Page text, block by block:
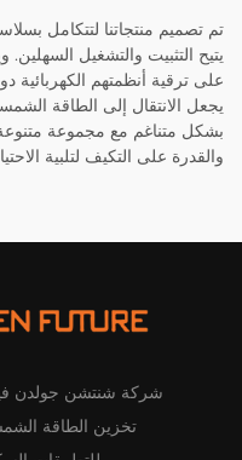
تم تصميم منتجاتنا لتتكامل
يتيح التثبيت والتشغيل
على ترقية أنظمتهم الكهربائية
يجعل الانتقال إلى الطاقة
بشكل متناغم مع مجموعة
والقدرة على التكيف لتلبية
شركة شنتشن جولدن